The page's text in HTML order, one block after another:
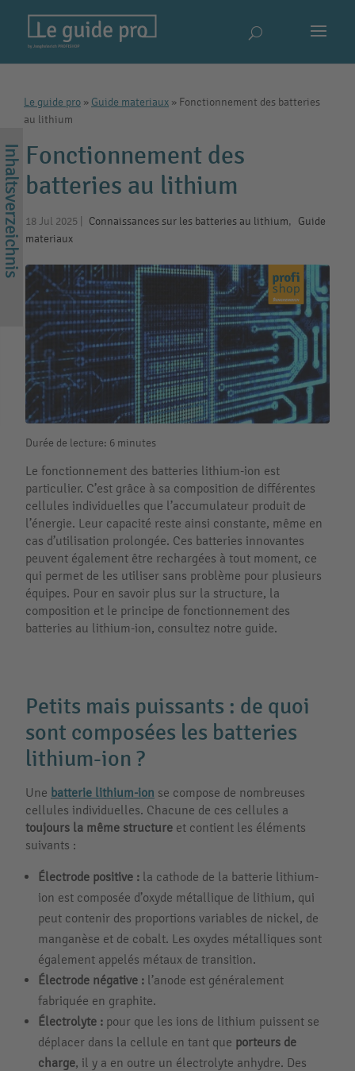
Le guide pro » Guide materiaux » Fonctionnement des batteries
au lithium
Fonctionnement des
batteries au lithium
18 Jul 2025 Connaissances sur les batteries au lithium, Guide
materiaux
Durée de lecture: 6 minutes
Le fonctionnement des batteries lithium-ion est
particulier. C’est grâce à sa composition de différentes
cellules individuelles que l’accumulateur produit de
l’énergie. Leur capacité reste ainsi constante, même en
cas d’utilisation prolongée. Ces batteries innovantes
peuvent également être rechargées à tout moment, ce
qui permet de les utiliser sans problème pour plusieurs
équipes. Pour en savoir plus sur la structure, la
composition et le principe de fonctionnement des
batteries au lithium-ion, consultez notre guide.
Petits mais puissants : de quoi
sont composées les batteries
lithium-ion ?
Une batterie lithium-ion se compose de nombreuses
cellules individuelles. Chacune de ces cellules a
toujours la même structure et contient les éléments
suivants :
Électrode positive : la cathode de la batterie lithium-
ion est composée d’oxyde métallique de lithium, qui
peut contenir des proportions variables de nickel, de
manganèse et de cobalt. Les oxydes métalliques sont
également appelés métaux de transition.
Électrode négative : l’anode est généralement
fabriquée en graphite.
Électrolyte : pour que les ions de lithium puissent se
déplacer dans la cellule en tant que porteurs de
charge, il y a en outre un électrolyte anhydre. Des